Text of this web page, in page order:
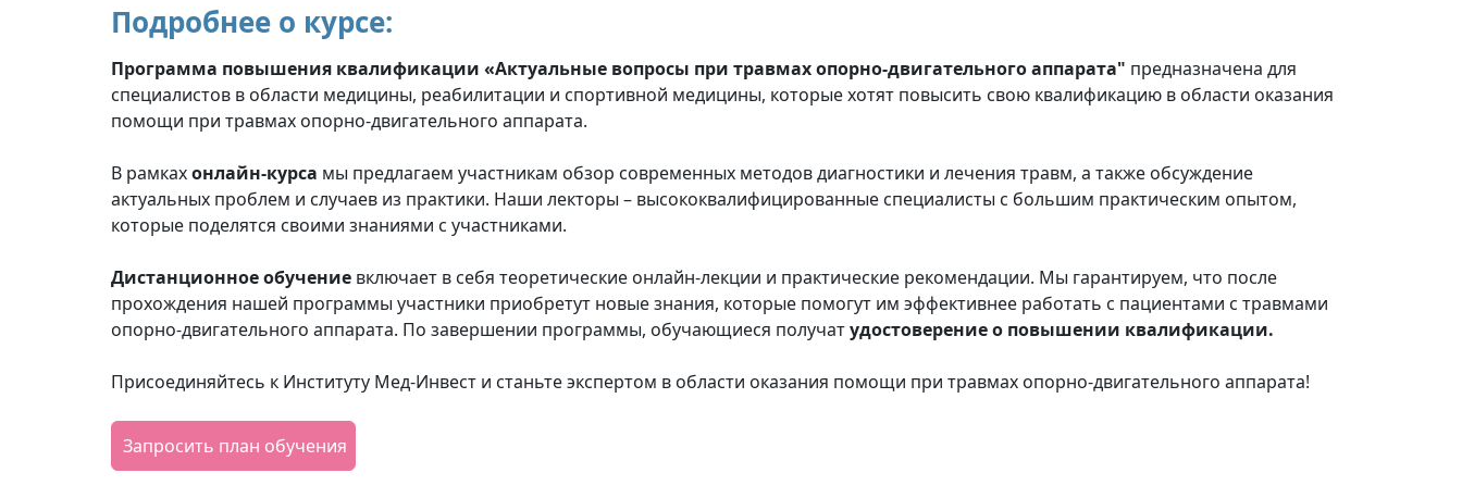
Подробнее о курсе:
Программа повышения квалификации «Актуальные вопросы при травмах опорно-двигательного аппарата" предназначена для
специалистов в области медицины, реабилитации и спортивной медицины, которые хотят повысить свою квалификацию в области оказания
помощи при травмах опорно-двигательного аппарата.
В рамкахонлайн-курса мы предлагаем участникам обзор современных методов диагностики и лечения травм, а также обсуждение
актуальных проблем и случаев из практики. Наши лекторы – высококвалифицированные специалисты с большим практическим опытом,
которые поделятся своими знаниями с участниками.
Дистанционное обучение включает в себя теоретические онлайн-лекции и практические рекомендации. Мы гарантируем, что после
прохождения нашей программы участники приобретут новые знания, которые помогут им эффективнее работать с пациентами с травмами
опорно-двигательного аппарата. По завершении программы, обучающиеся получатудостоверение о повышении квалификации.
Присоединяйтесь к Институту Мед-Инвест и станьте экспертом в области оказания помощи при травмах опорно-двигательного аппарата!
Запросить план обучения